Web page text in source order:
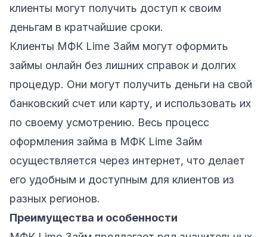
клиенты могут получить доступ к своим
деньгам в кратчайшие сроки.
Клиенты МФК Lime Займ могут оформить
займы онлайн без лишних справок и долгих
процедур. Они могут получить деньги на свой
банковский счет или карту, и использовать их
по своему усмотрению. Весь процесс
оформления займа в МФК Lime Займ
осуществляется через интернет, что делает
его удобным и доступным для клиентов из
разных регионов.
Преимущества и особенности